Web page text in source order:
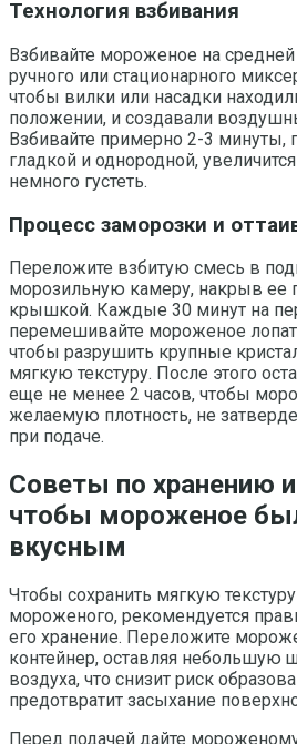
Технология взбивания
Взбивайте мороженое на
ручного или стационарного
чтобы вилки или насадки
положении, и создавали
Взбивайте примерно 2-3 минуты,
гладкой и однородной,
немного густеть.
Процесс заморозки и
Переложите взбитую смесь в
морозильную камеру, накрыв ее
крышкой. Каждые 30 минут на
перемешивайте мороженое
чтобы разрушить крупные
мягкую текстуру. После этого
еще не менее 2 часов, чтобы
желаемую плотность, не
при подаче.
Советы по хранению
чтобы мороженое
вкусным
Чтобы сохранить мягкую
мороженого, рекомендуется
его хранение. Переложите
контейнер, оставляя небольшую
воздуха, что снизит риск
предотвратит засыхание
Перед подачей дайте